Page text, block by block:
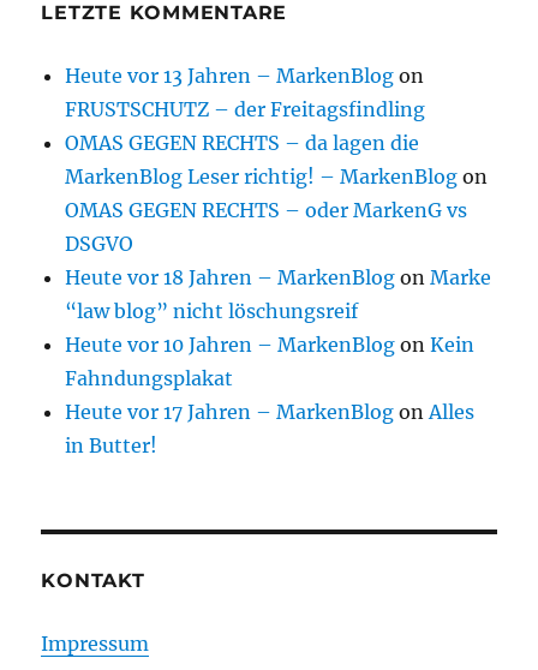
LETZTE KOMMENTARE
Heute vor 13 Jahren – MarkenBlog on
FRUSTSCHUTZ – der Freitagsfindling
OMAS GEGEN RECHTS – da lagen die
MarkenBlog Leser richtig! – MarkenBlog on
OMAS GEGEN RECHTS – oder MarkenG vs
DSGVO
Heute vor 18 Jahren – MarkenBlog onMarke
“law blog” nicht löschungsreif
Heute vor 10 Jahren – MarkenBlog onKein
Fahndungsplakat
Heute vor 17 Jahren – MarkenBlog onAlles
in Butter!
KONTAKT
Impressum